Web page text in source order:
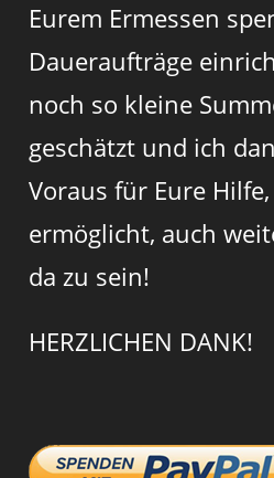
Eurem Ermessen
Daueraufträge
noch so kleine
geschätzt und ich
Voraus für Eure
ermöglicht, auch
da zu sein!
HERZLICHEN DANK!